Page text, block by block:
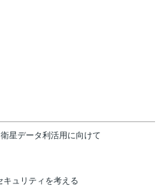
星データ利活用に向けて
ュリティを考える